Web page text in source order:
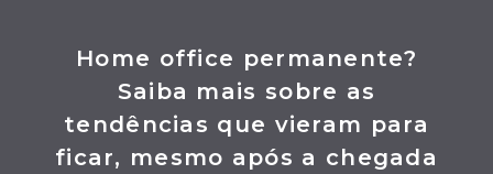
Home office permanente?
Saiba mais sobre as
tendências que vieram para
ficar, mesmo após a chegada